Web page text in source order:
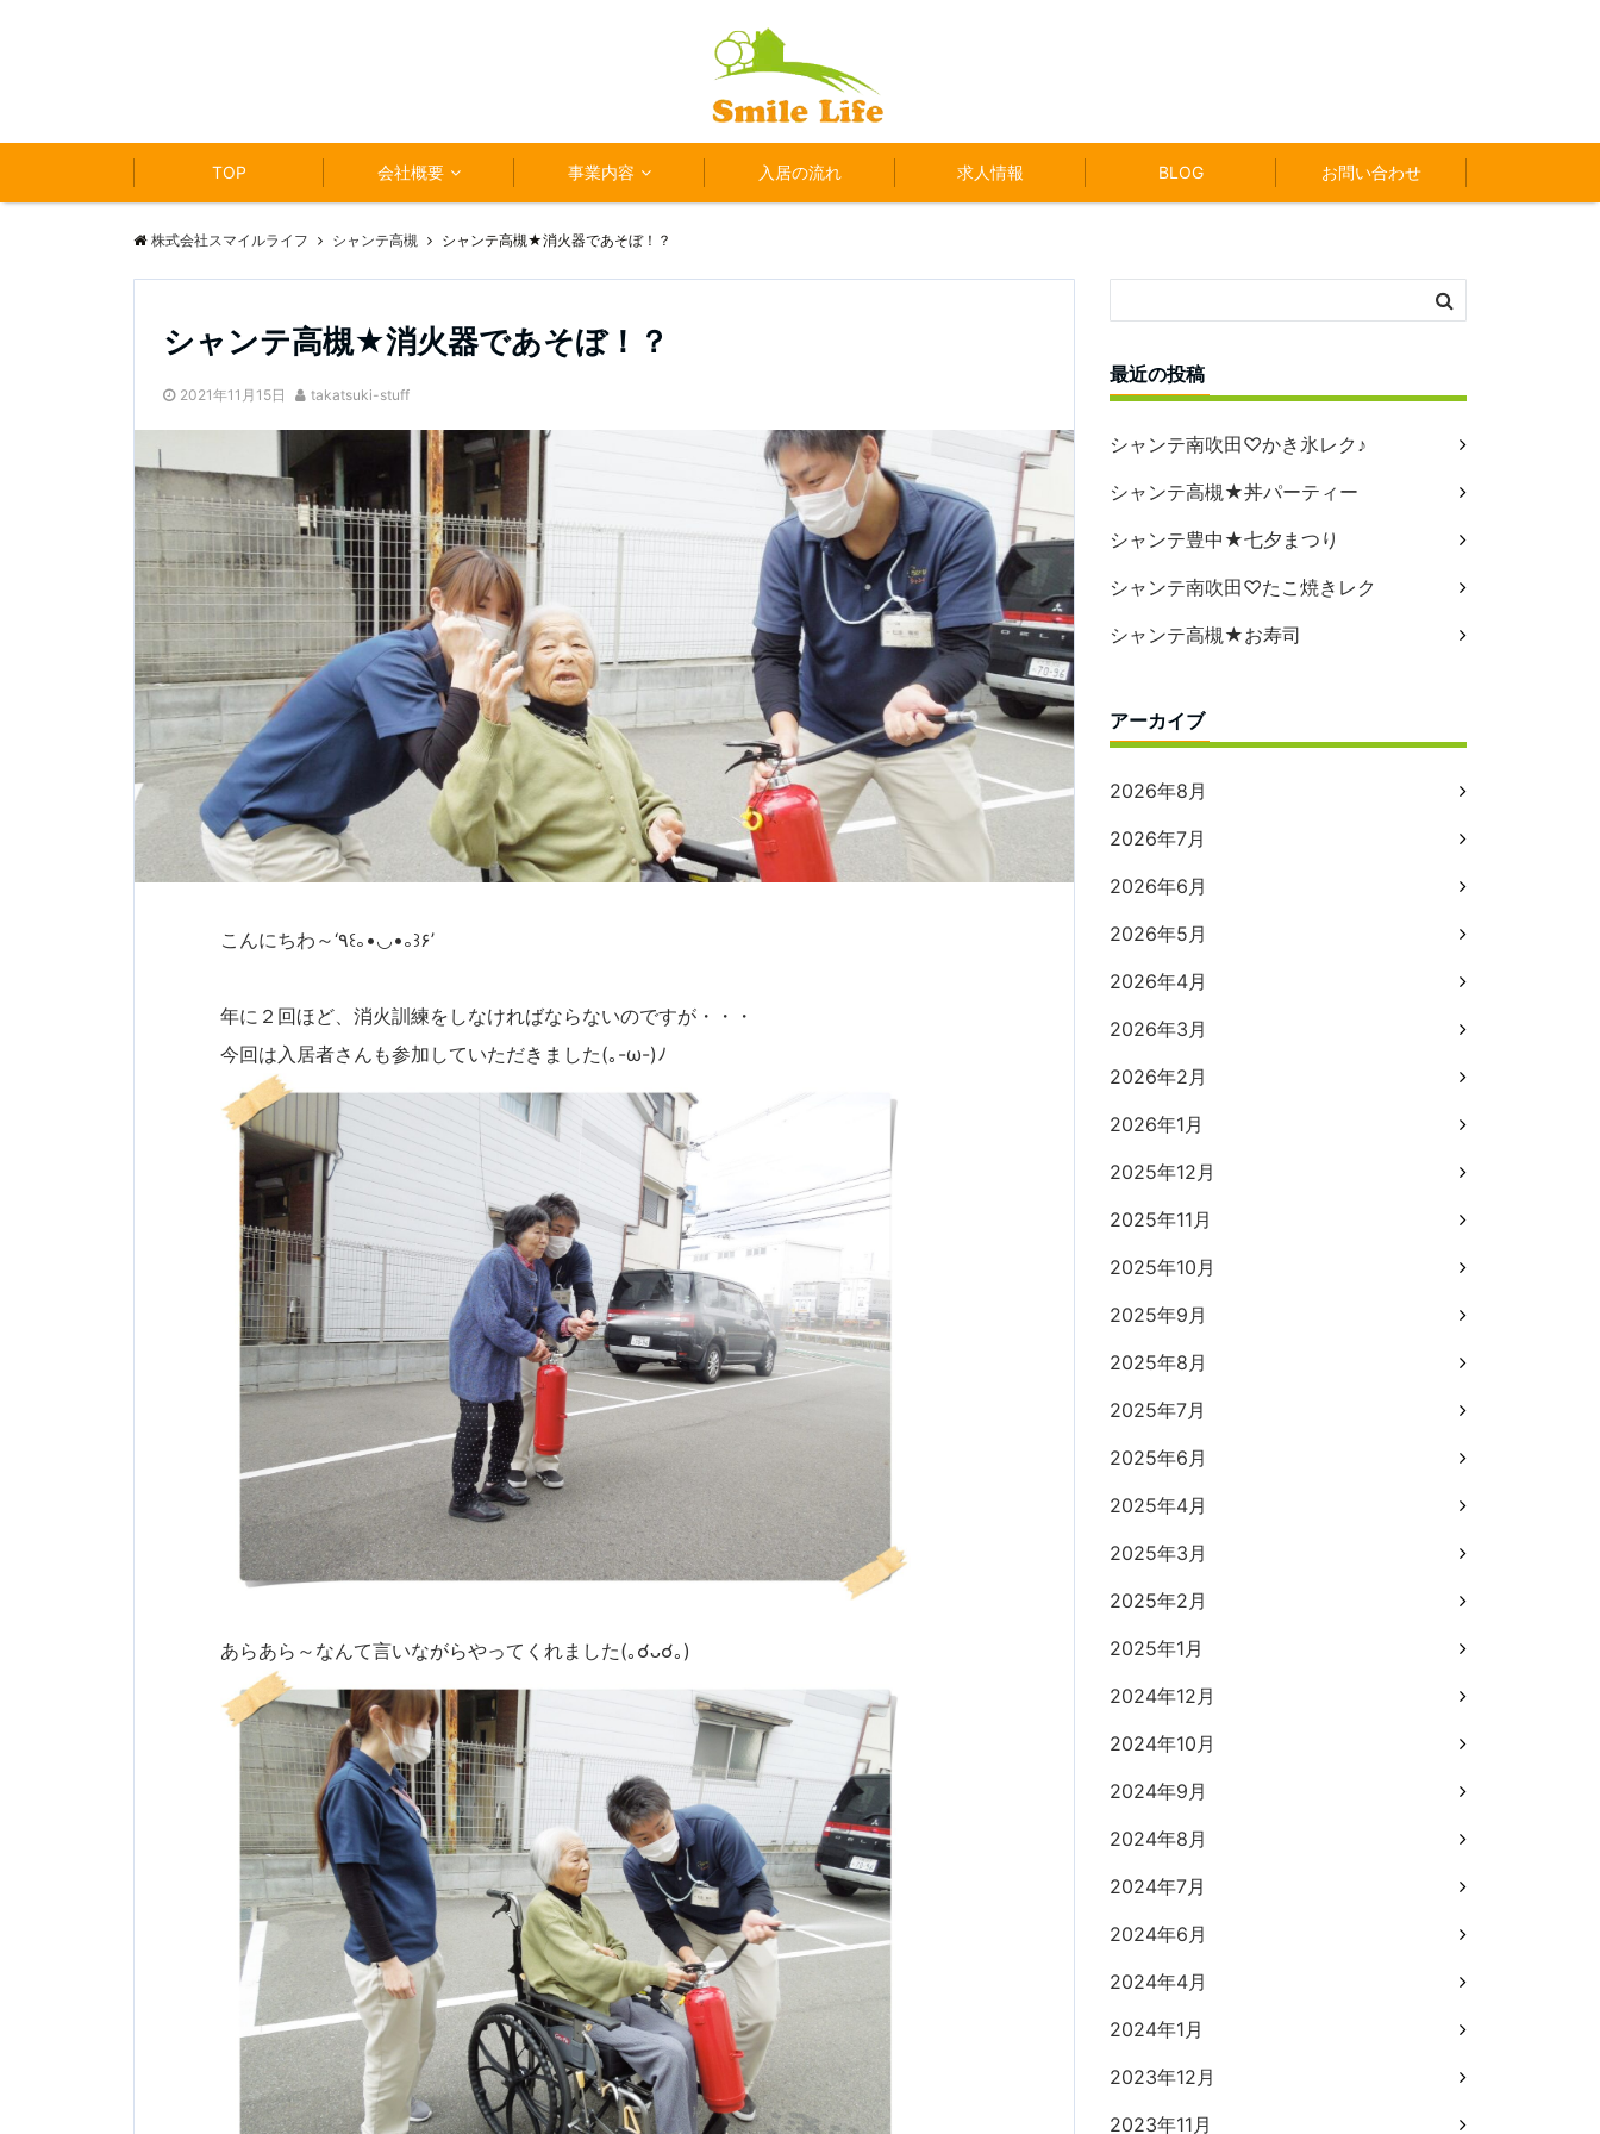
TOP 会社概要 事業内容 入居の流れ 求人情報 BLOG お問い合わせ
株式会社スマイルライフ シャンテ高槻 シャンテ高槻★消火器であそぼ！？
シャンテ高槻★消火器であそぼ！？
2021年11月15日 takatsuki-stuff
こんにちわ～‘٩꒰｡•◡•｡꒱۶’
年に２回ほど、消火訓練をしなければならないのですが・・・
今回は入居者さんも参加していただきました(｡-ω-)ﾉ
あらあら～なんて言いながらやってくれました(｡☌ᴗ☌｡)
最近の投稿
シャンテ南吹田♡かき氷レク♪
シャンテ高槻★丼パーティー
シャンテ豊中★七夕まつり
シャンテ南吹田♡たこ焼きレク
シャンテ高槻★お寿司
アーカイブ
2026年8月
2026年7月
2026年6月
2026年5月
2026年4月
2026年3月
2026年2月
2026年1月
2025年12月
2025年11月
2025年10月
2025年9月
2025年8月
2025年7月
2025年6月
2025年4月
2025年3月
2025年2月
2025年1月
2024年12月
2024年10月
2024年9月
2024年8月
2024年7月
2024年6月
2024年4月
2024年1月
2023年12月
2023年11月